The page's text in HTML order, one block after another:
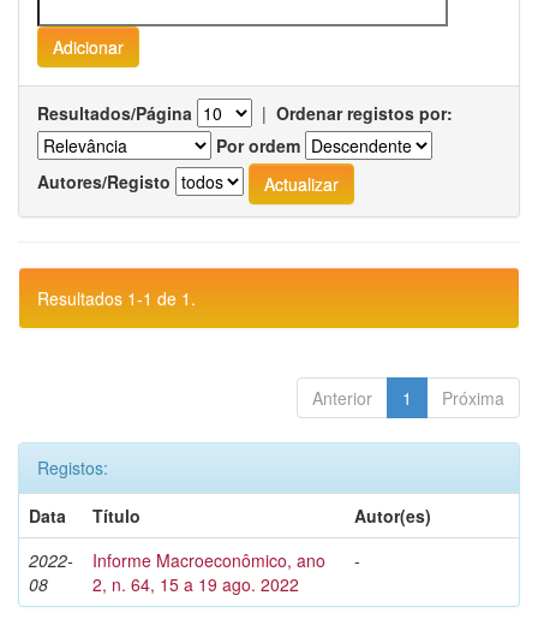
Resultados/Página | Ordenar registos por:
Por ordem
Autores/Registo
Resultados 1-1 de 1.
Anterior 1 Próxima
Registos:
Data
Título
Autor(es)
2022-
08
Informe Macroeconômico, ano
2, n. 64, 15 a 19 ago. 2022
-